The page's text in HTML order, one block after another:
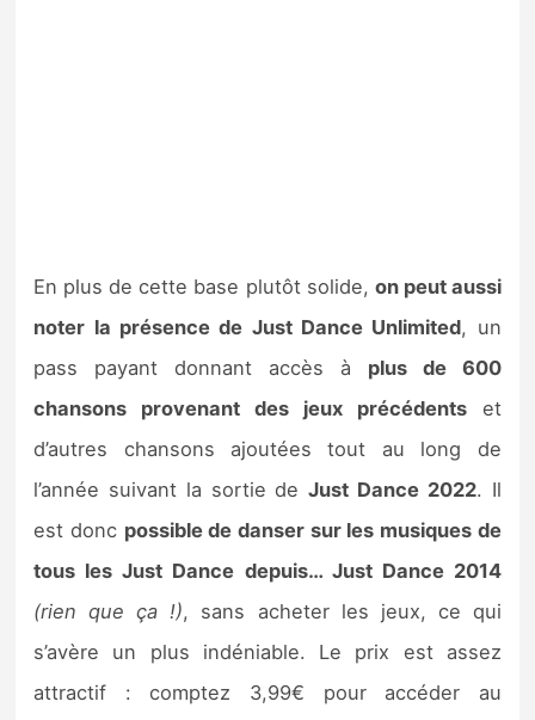
En plus de cette base plutôt solide, on peut aussi
noter la présence de Just Dance Unlimited, un
pass payant donnant accès à plus de 600
chansons provenant des jeux précédentset
d’autres chansons ajoutées tout au long de
l’année suivant la sortie deJust Dance 2022. Il
est donc possible de danser sur les musiques de
tous les Just Dance depuis… Just Dance 2014
(rien que ça !), sans acheter les jeux, ce qui
s’avère un plus indéniable. Le prix est assez
attractif : comptez 3,99€ pour accéder au